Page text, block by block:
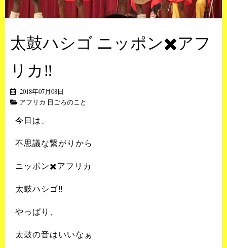
太鼓ハシゴ ニッポン✖️アフ
リカ‼️
2018年07月08日
アフリカ 日ごろのこと
今日は、
不思議な繋がりから
ニッポン✖️アフリカ
太鼓ハシゴ‼️
やっぱり、
太鼓の音はいいなぁ